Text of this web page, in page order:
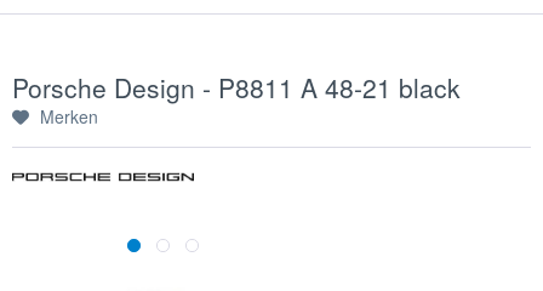
Porsche Design - P8811 A 48-21 black
Merken